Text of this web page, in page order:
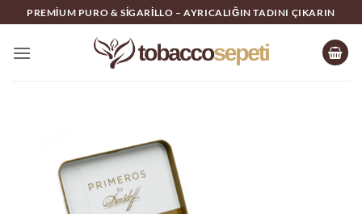
İçeriğe
atla
PREMIUM PURO & SIGARILLO – AYRICALIĞIN TADINI ÇIKARIN